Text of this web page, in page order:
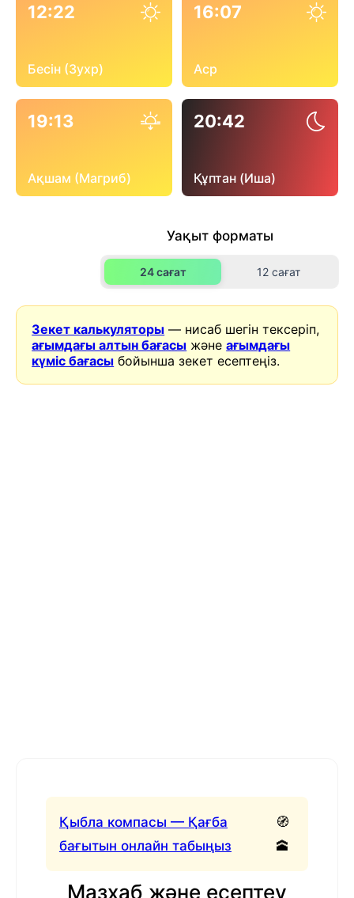
12:22
Бесін (Зухр)
16:07
Аср
19:13
Ақшам (Магриб)
20:42
Құптан (Иша)
Уақыт форматы
24 сағат 12 сағат
Зекет калькуляторы — нисаб шегін тексеріп,
ағымдағы алтын бағасы жәнеағымдағы
күміс бағасы бойынша зекет есептеңіз.
Қыбла компасы — Қағба
бағытын онлайн табыңыз
🧭
🕋
Мазхаб және есептеу